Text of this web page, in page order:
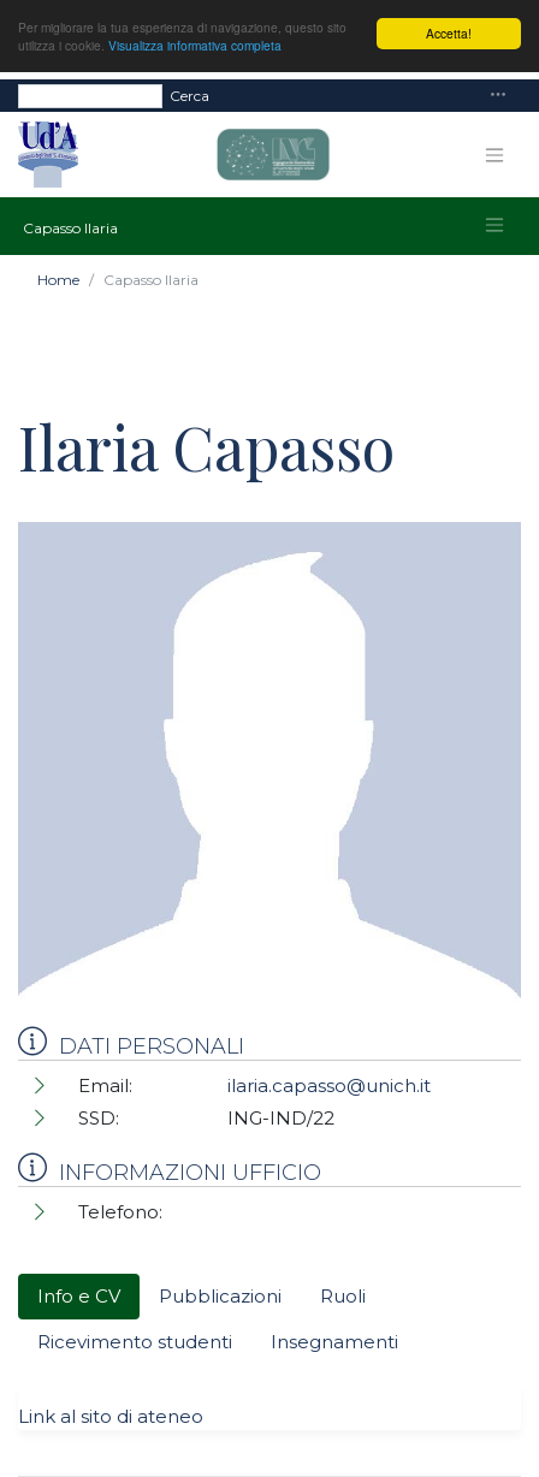
Accetta!
Per migliorare la tua esperienza di navigazione, questo sito
utilizza i cookie. Visualizza informativa completa
Cerca
Capasso Ilaria
Home Capasso Ilaria
Ilaria Capasso
DATI PERSONALI
Email:
ilaria.capasso@unich.it
SSD:
ING-IND/22
INFORMAZIONI UFFICIO
Telefono:
Info e CV Pubblicazioni
Ruoli
Ricevimento studenti
Insegnamenti
Link al sito di ateneo